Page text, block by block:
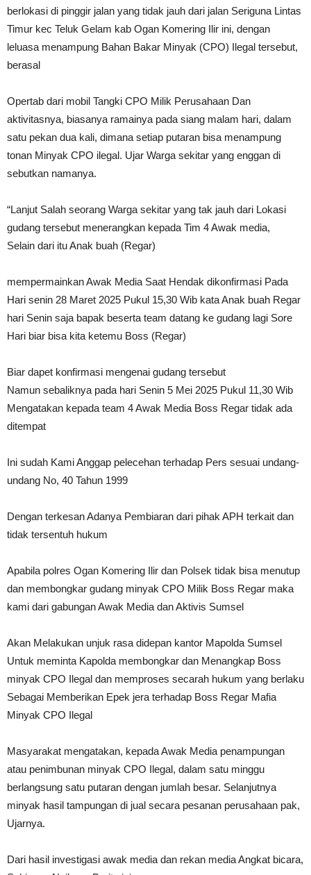
berlokasi di pinggir jalan yang tidak jauh dari jalan Seriguna Lintas
Timur kec Teluk Gelam kab Ogan Komering Ilir ini, dengan
leluasa menampung Bahan Bakar Minyak (CPO) Ilegal tersebut,
berasal
Opertab dari mobil Tangki CPO Milik Perusahaan Dan
aktivitasnya, biasanya ramainya pada siang malam hari, dalam
satu pekan dua kali, dimana setiap putaran bisa menampung
tonan Minyak CPO ilegal. Ujar Warga sekitar yang enggan di
sebutkan namanya.
“Lanjut Salah seorang Warga sekitar yang tak jauh dari Lokasi
gudang tersebut menerangkan kepada Tim 4 Awak media,
Selain dari itu Anak buah (Regar)
mempermainkan Awak Media Saat Hendak dikonfirmasi Pada
Hari senin 28 Maret 2025 Pukul 15,30 Wib kata Anak buah Regar
hari Senin saja bapak beserta team datang ke gudang lagi Sore
Hari biar bisa kita ketemu Boss (Regar)
Biar dapet konfirmasi mengenai gudang tersebut
Namun sebaliknya pada hari Senin 5 Mei 2025 Pukul 11,30 Wib
Mengatakan kepada team 4 Awak Media Boss Regar tidak ada
ditempat
Ini sudah Kami Anggap pelecehan terhadap Pers sesuai undang-
undang No, 40 Tahun 1999
Dengan terkesan Adanya Pembiaran dari pihak APH terkait dan
tidak tersentuh hukum
Apabila polres Ogan Komering Ilir dan Polsek tidak bisa menutup
dan membongkar gudang minyak CPO Milik Boss Regar maka
kami dari gabungan Awak Media dan Aktivis Sumsel
Akan Melakukan unjuk rasa didepan kantor Mapolda Sumsel
Untuk meminta Kapolda membongkar dan Menangkap Boss
minyak CPO Ilegal dan memproses secarah hukum yang berlaku
Sebagai Memberikan Epek jera terhadap Boss Regar Mafia
Minyak CPO Ilegal
Masyarakat mengatakan, kepada Awak Media penampungan
atau penimbunan minyak CPO Ilegal, dalam satu minggu
berlangsung satu putaran dengan jumlah besar. Selanjutnya
minyak hasil tampungan di jual secara pesanan perusahaan pak,
Ujarnya.
Dari hasil investigasi awak media dan rekan media Angkat bicara,